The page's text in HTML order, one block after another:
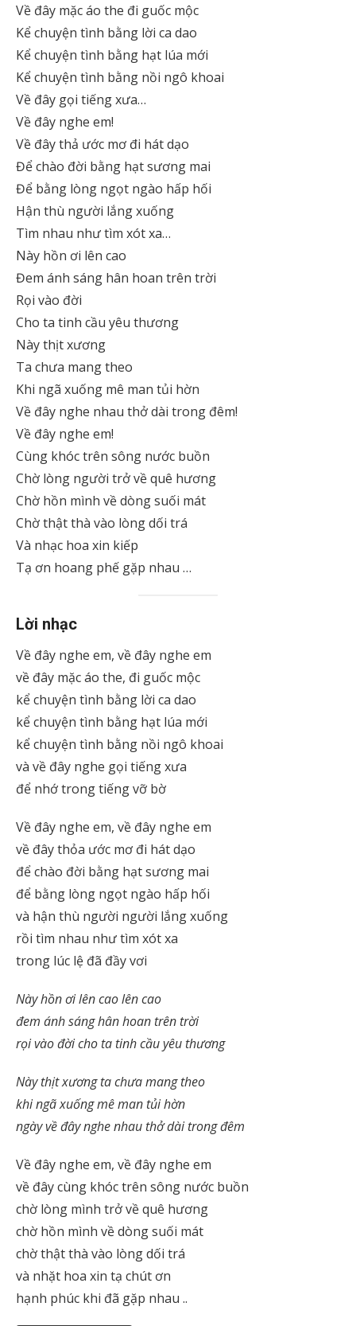
Về đây mặc áo the đi guốc mộc
Kể chuyện tình bằng lời ca dao
Kể chuyện tình bằng hạt lúa mới
Kể chuyện tình bằng nồi ngô khoai
Về đây gọi tiếng xưa…
Về đây nghe em!
Về đây thả ước mơ đi hát dạo
Để chào đời bằng hạt sương mai
Để bằng lòng ngọt ngào hấp hối
Hận thù người lắng xuống
Tìm nhau như tìm xót xa…
Này hồn ơi lên cao
Đem ánh sáng hân hoan trên trời
Rọi vào đời
Cho ta tinh cầu yêu thương
Này thịt xương
Ta chưa mang theo
Khi ngã xuống mê man tủi hờn
Về đây nghe nhau thở dài trong đêm!
Về đây nghe em!
Cùng khóc trên sông nước buồn
Chờ lòng người trở về quê hương
Chờ hồn mình về dòng suối mát
Chờ thật thà vào lòng dối trá
Và nhạc hoa xin kiếp
Tạ ơn hoang phế gặp nhau …
Lời nhạc
Về đây nghe em, về đây nghe em
về đây mặc áo the, đi guốc mộc
kể chuyện tình bằng lời ca dao
kể chuyện tình bằng hạt lúa mới
kể chuyện tình bằng nồi ngô khoai
và về đây nghe gọi tiếng xưa
để nhớ trong tiếng vỡ bờ
Về đây nghe em, về đây nghe em
về đây thỏa ước mơ đi hát dạo
để chào đời bằng hạt sương mai
để bằng lòng ngọt ngào hấp hối
và hận thù người người lắng xuống
rồi tìm nhau như tìm xót xa
trong lúc lệ đã đầy vơi
Này hồn ơi lên cao lên cao
đem ánh sáng hân hoan trên trời
rọi vào đời cho ta tinh cầu yêu thương
Này thịt xương ta chưa mang theo
khi ngã xuống mê man tủi hờn
ngày về đây nghe nhau thở dài trong đêm
Về đây nghe em, về đây nghe em
về đây cùng khóc trên sông nước buồn
chờ lòng mình trở về quê hương
chờ hồn mình về dòng suối mát
chờ thật thà vào lòng dối trá
và nhặt hoa xin tạ chút ơn
hạnh phúc khi đã gặp nhau ..